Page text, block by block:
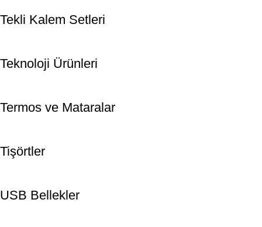
Tekli Kalem Setleri
Teknoloji Ürünleri
Termos ve Mataralar
Tişörtler
USB Bellekler